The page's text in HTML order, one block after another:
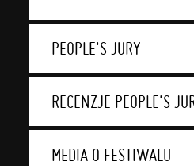
PEOPLE'S JURY
RECENZJE PEOPLE'S
MEDIA O FESTIWALU